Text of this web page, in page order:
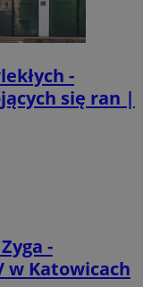
-
się ran |
-
w Katowicach